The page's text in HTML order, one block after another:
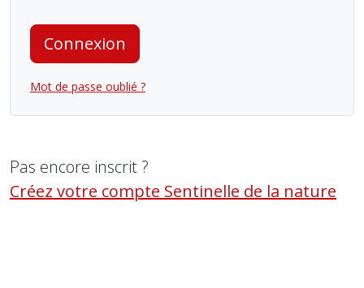
Connexion
Mot de passe oublié ?
Pas encore inscrit ?
Créez votre compte Sentinelle de la nature